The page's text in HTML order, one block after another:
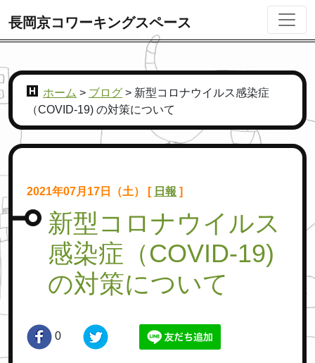
長岡京コワーキングスペース
ホーム > ブログ > 新型コロナウイルス感染症
（COVID-19) の対策について
2021年07月17日（土） [ 日報 ]
新型コロナウイルス
感染症（COVID-19)
の対策について
0